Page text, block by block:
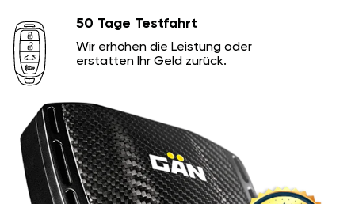
50 Tage Testfahrt
Wir erhöhen die Leistung oder
erstatten Ihr Geld zurück.